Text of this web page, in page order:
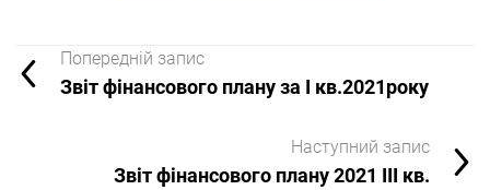
Попередній запис
Звіт фінансового плану за I кв.2021року
Наступний запис
Звіт фінансового плану 2021 ІІІ кв.